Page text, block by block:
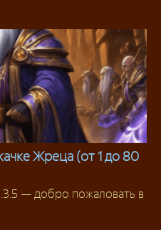
Жреца (от 1 до 80
— добро пожаловать в